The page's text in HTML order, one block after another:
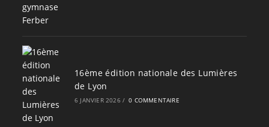
16ème édition nationale des Lumières
de Lyon
6 JANVIER 2026 / 0 COMMENTAIRE